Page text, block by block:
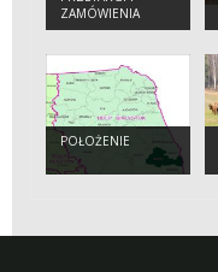
ZAMÓWIENIA
POŁOŻENIE